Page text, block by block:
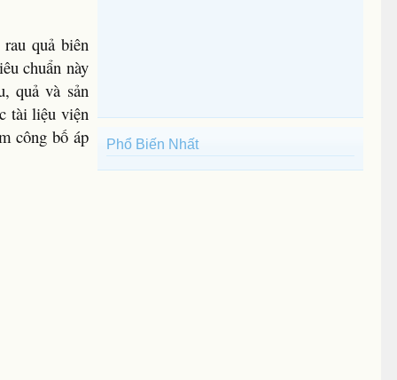
quả biên
chuẩn này
quả và sản
tài liệu viện
công bố áp
Phổ Biến Nhất